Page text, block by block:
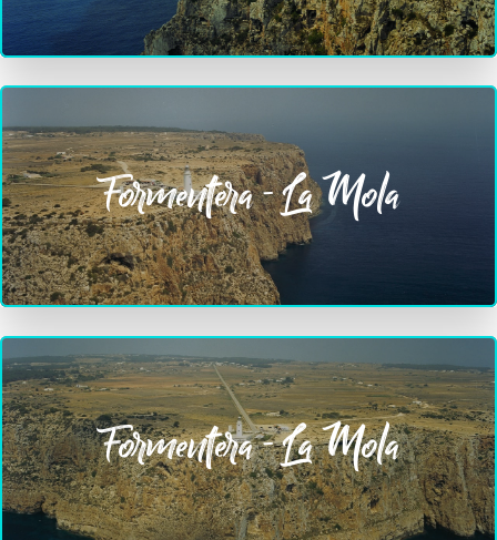
Formentera - La Mola
Formentera - La Mola